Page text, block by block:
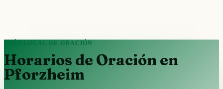
GUÍA LOCAL DE ORACIÓN
Horarios de Oración en
Pforzheim